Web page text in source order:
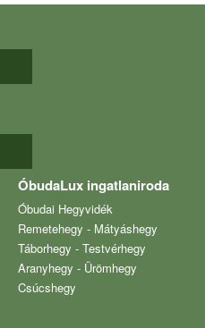
ÓbudaLux ingatlaniroda
Óbudai Hegyvidék
Remetehegy - Mátyáshegy
Táborhegy - Testvérhegy
Aranyhegy - Ürömhegy
Csúcshegy